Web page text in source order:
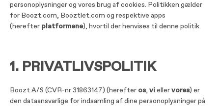
personoplysninger og vores brug af cookies. Politikken gælder
for Boozt.com, Booztlet.com og respektive apps
(herefter platformene), hvortil der henvises til denne politik.
1. PRIVATLIVSPOLITIK
Boozt A/S (CVR-nr 31863147) (herefter os, viellervores) er
den dataansvarlige for indsamling af dine personoplysninger på